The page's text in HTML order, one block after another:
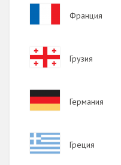
Франция
Image
Грузия
Image
Германия
Image
Греция